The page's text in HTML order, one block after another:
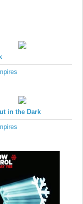
in the Dark